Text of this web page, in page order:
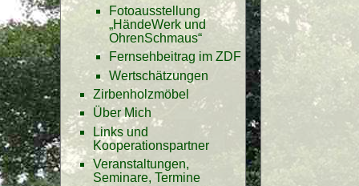
Fotoausstellung
„HändeWerk und
OhrenSchmaus“
Fernsehbeitrag im ZDF
Wertschätzungen
Zirbenholzmöbel
Über Mich
Links und
Kooperationspartner
Veranstaltungen,
Seminare, Termine